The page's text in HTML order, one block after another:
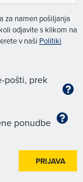
za namen pošiljanja
odjavite s klikom na
v naši Politiki
pošti, prek
ponudbe
PRIJAVA